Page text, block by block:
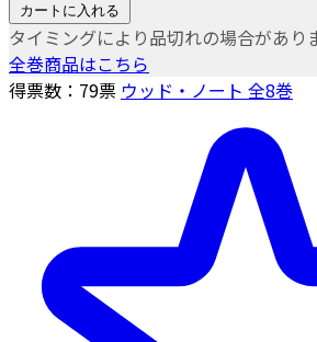
カートに入れる
タイミングにより品切れの場合があり
全巻商品はこちら
得票数： 79票 ウッド・ノート 全8巻